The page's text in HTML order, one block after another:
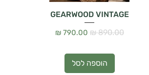
GEARWOOD VINTAGE
מחיר רגיל‏890.00 ‏₪ מחיר מבצע
הוספה לסל